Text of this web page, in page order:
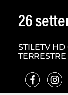
26
STILETV
TERRESTRE